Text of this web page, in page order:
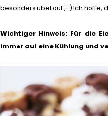
besonders übel auf ;-) Ich hoffe,
Wichtiger Hinweis: Für die
immer auf eine Kühlung und